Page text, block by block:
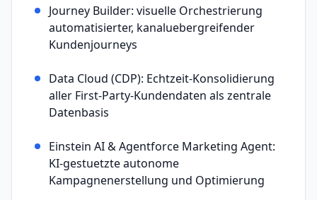
Journey Builder: visuelle Orchestrierung
automatisierter, kanaluebergreifender
Kundenjourneys
Data Cloud (CDP): Echtzeit-Konsolidierung
aller First-Party-Kundendaten als zentrale
Datenbasis
Einstein AI & Agentforce Marketing Agent:
KI-gestuetzte autonome
Kampagnenerstellung und Optimierung